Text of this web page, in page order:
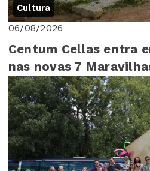
Cultura
06/08/2026
Centum Cellas entra
nas novas 7